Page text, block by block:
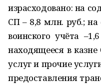
израсходовано: на
СП – 8,8 млн. руб.; на
воинского учёта
находящееся в
услуг и прочие
предоставления